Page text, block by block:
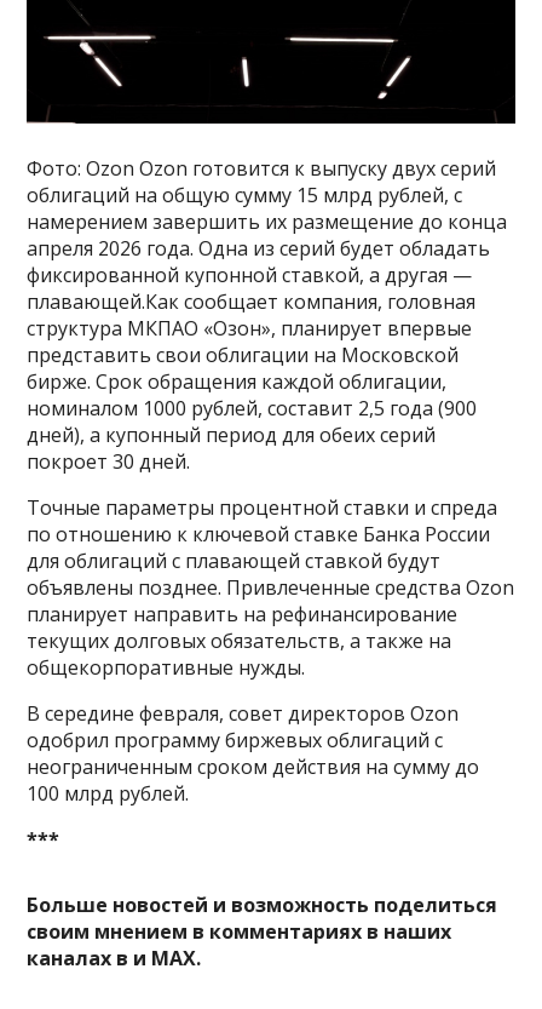
Фото: Ozon Ozon готовится к выпуску двух серий
облигаций на общую сумму 15 млрд рублей, с
намерением завершить их размещение до конца
апреля 2026 года. Одна из серий будет обладать
фиксированной купонной ставкой, а другая —
плавающей.Как сообщает компания, головная
структура МКПАО «Озон», планирует впервые
представить свои облигации на Московской
бирже. Срок обращения каждой облигации,
номиналом 1000 рублей, составит 2,5 года (900
дней), а купонный период для обеих серий
покроет 30 дней.
Точные параметры процентной ставки и спреда
по отношению к ключевой ставке Банка России
для облигаций с плавающей ставкой будут
объявлены позднее. Привлеченные средства Ozon
планирует направить на рефинансирование
текущих долговых обязательств, а также на
общекорпоративные нужды.
В середине февраля, совет директоров Ozon
одобрил программу биржевых облигаций с
неограниченным сроком действия на сумму до
100 млрд рублей.
***
Больше новостей и возможность поделиться
своим мнением в комментариях в наших
каналах в и MAX.